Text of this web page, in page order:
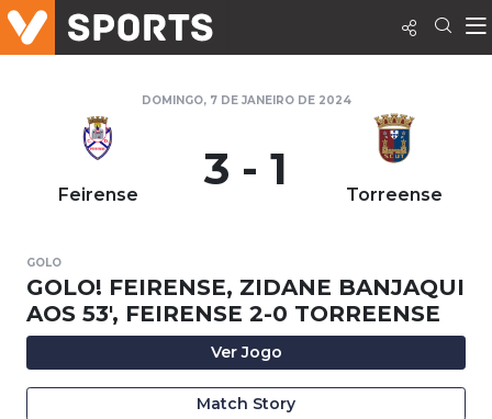
DOMINGO, 7 DE JANEIRO DE 2024
Feirense 3 - 1 Torreense
GOLO
GOLO! FEIRENSE, ZIDANE BANJAQUI
AOS 53', FEIRENSE 2-0 TORREENSE
Ver Jogo
Match Story